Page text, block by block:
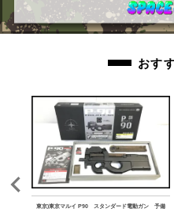
おす
東京)東京マルイ P90 スタンダード電動ガン 予備